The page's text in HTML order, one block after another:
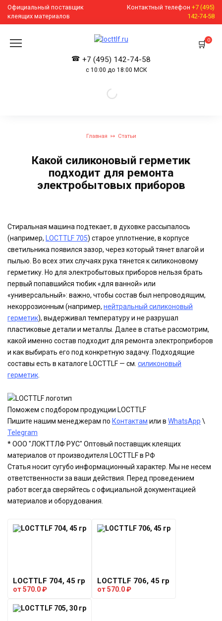
Перейти
содержанию
Официальный поставщик
клеящих материалов
Контактный телефон +7 (495)
142-74-58
+7 (495) 142-74-58
с 10:00 до 18:00 МСК
0
Главная Статьи
Какой силиконовый герметик
подходит для ремонта
электробытовых приборов
Стиральная машина подтекает, в духовке рассыпалось
(например,
LOCTTLF 705) старое уплотнение, в корпусе
светильника появился зазор, через который тянет влагой и
пылью. Во всех этих случаях рука тянется к силиконовому
герметику. Но для электробытовых приборов нельзя брать
первый попавшийся тюбик «для ванной» или
«универсальный»: важно, чтобы состав был непроводящим,
некоррозионным (например, нейтральный силиконовый
герметик), выдерживал температуру и не разрушал
пластиковые детали и металлы. Далее в статье рассмотрим,
какой именно состав подходит для ремонта электроприборов
и как выбирать его под конкретную задачу. Подходящие
составы есть в каталоге LOCTTLF — см. силиконовый
герметик
Поможем с подбором продукции LOCTTLF
Пишите нашим менеджерам по Контактам или в WhatsApp \
Telegram
* ООО "ЛОКТТЛФ РУС" Оптовый поставщик клеящих
материалов от производителя LOCTTLF в РФ
Статья носит сугубо информационный характер. Мы не несем
ответственности за ваши действия. Перед проведением
работ всегда сверяйтесь с официальной документацией
материалов и оборудования.
LOCTTLF 704, 45 гр
от570.0₽
LOCTTLF 706, 45 гр
от570.0₽